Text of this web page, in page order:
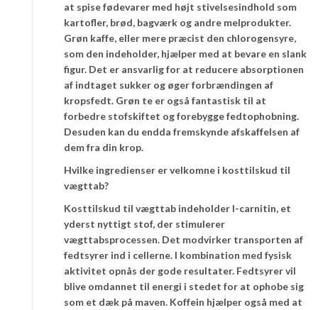
at spise fødevarer med højt stivelsesindhold som
kartofler, brød, bagværk og andre melprodukter.
Grøn kaffe, eller mere præcist den chlorogensyre,
som den indeholder, hjælper med at bevare en slank
figur. Det er ansvarlig for at reducere absorptionen
af indtaget sukker og øger forbrændingen af
kropsfedt. Grøn te er også fantastisk til at
forbedre stofskiftet og forebygge fedtophobning.
Desuden kan du endda fremskynde afskaffelsen af
dem fra din krop.
Hvilke ingredienser er velkomne i kosttilskud til
vægttab?
Kosttilskud til vægttab indeholder l-carnitin, et
yderst nyttigt stof, der stimulerer
vægttabsprocessen. Det modvirker transporten af
fedtsyrer ind i cellerne. I kombination med fysisk
aktivitet opnås der gode resultater. Fedtsyrer vil
blive omdannet til energi i stedet for at ophobe sig
som et dæk på maven. Koffein hjælper også med at